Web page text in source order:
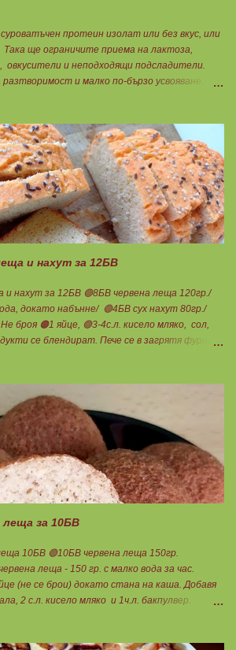
протеин изолат или без вкус, или
Така ще ограничите приема на лактоза,
и неподходящи подсладители.
и малко по-бързо усвояване.
продукти отстранява млечната захар
проблемите със алергии, задържане на
диария или друг тип дискомфорт.
и нахут за 12БВ
и нахут за 12БВ 🟢8БВ червена леща 120гр./
докато набънне/ 🟢4БВ сух нахут 80гр./
броя 🟠1 яйце, 🟢3-4с.л. кисело мляко, сол,
се блендират. Пече се в загрятя фурна
за 10БВ
10БВ 🟢10БВ червена леща 150гр.
леща - 150 гр. с малко вода за час.
(не се брои) докато стана на каша. Добавя
2 с.л. кисело мляко и 1ч.л. бакпулвер.
10 еднакви топчета. Пече се в добре